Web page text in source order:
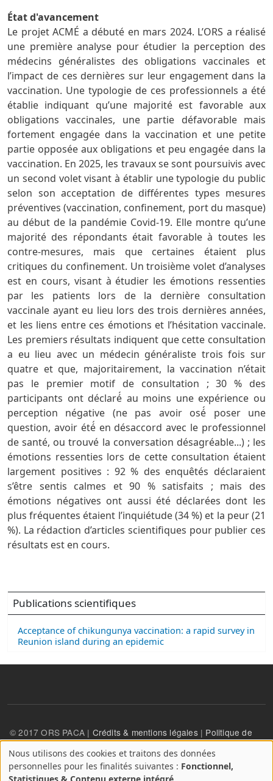
État d'avancement
Le projet ACMÉ a débuté en mars 2024. L’ORS a réalisé
une première analyse pour étudier la perception des
médecins généralistes des obligations vaccinales et
l’impact de ces dernières sur leur engagement dans la
vaccination. Une typologie de ces professionnels a été
établie indiquant qu’une majorité est favorable aux
obligations vaccinales, une partie défavorable mais
fortement engagée dans la vaccination et une petite
partie opposée aux obligations et peu engagée dans la
vaccination. En 2025, les travaux se sont poursuivis avec
un second volet visant à établir une typologie du public
selon son acceptation de différentes types mesures
préventives (vaccination, confinement, port du masque)
au début de la pandémie Covid-19. Elle montre qu’une
majorité des répondants était favorable à toutes les
contre-mesures, mais que certaines étaient plus
critiques du confinement. Un troisième volet d’analyses
est en cours, visant à étudier les émotions ressenties
par les patients lors de la dernière consultation
vaccinale ayant eu lieu lors des trois dernières années,
et les liens entre ces émotions et l’hésitation vaccinale.
Les premiers résultats indiquent que cette consultation
a eu lieu avec un médecin généraliste trois fois sur
quatre et que, majoritairement, la vaccination n’était
pas le premier motif de consultation ; 30 % des
participants ont déclaré́ au moins une expérience ou
perception négative (ne pas avoir osé́ poser une
question, avoir été́ en désaccord avec le professionnel
de santé, ou trouvé la conversation désagréable...) ; les
émotions ressenties lors de cette consultation étaient
largement positives : 92 % des enquêtés déclaraient
s’être sentis calmes et 90 % satisfaits ; mais des
émotions négatives ont aussi été déclarées dont les
plus fréquentes étaient l’inquiétude (34 %) et la peur (21
%). La rédaction d’articles scientifiques pour publier ces
résultats est en cours.
Publications scientifiques
Acceptance of chikungunya vaccination: a rapid survey in
Reunion island during an epidemic
© 2017 ORS PACA | Crédits & mentions légales| Politique de
confidentialité
A
propos
Nous utilisons des cookies et traitons des données
personnelles pour les finalités suivantes : Fonctionnel,